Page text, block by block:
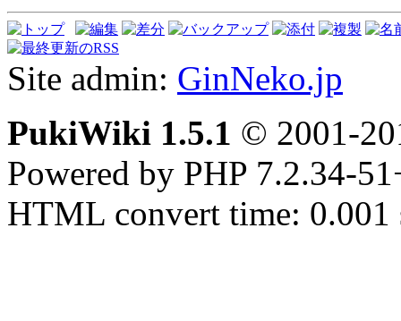
Site admin: GinNeko.jp
PukiWiki 1.5.1 © 2001-
Powered by PHP 7.2.34-
HTML convert time: 0.001